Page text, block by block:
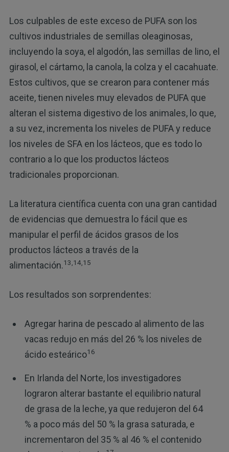
Los culpables de este exceso de PUFA son los
cultivos industriales de semillas oleaginosas,
incluyendo la soya, el algodón, las semillas de lino, el
girasol, el cártamo, la canola, la colza y el cacahuate.
Estos cultivos, que se crearon para contener más
aceite, tienen niveles muy elevados de PUFA que
alteran el sistema digestivo de los animales, lo que,
a su vez, incrementa los niveles de PUFA y reduce
los niveles de SFA en los lácteos, que es todo lo
contrario a lo que los productos lácteos
tradicionales proporcionan.
La literatura científica cuenta con una gran cantidad
de evidencias que demuestra lo fácil que es
manipular el perfil de ácidos grasos de los
productos lácteos a través de la
alimentación.13,14,15
Los resultados son sorprendentes:
Agregar harina de pescado al alimento de las
vacas redujo en más del 26 % los niveles de
ácido esteárico16
En Irlanda del Norte, los investigadores
lograron alterar bastante el equilibrio natural
de grasa de la leche, ya que redujeron del 64
% a poco más del 50 % la grasa saturada, e
incrementaron del 35 % al 46 % el contenido